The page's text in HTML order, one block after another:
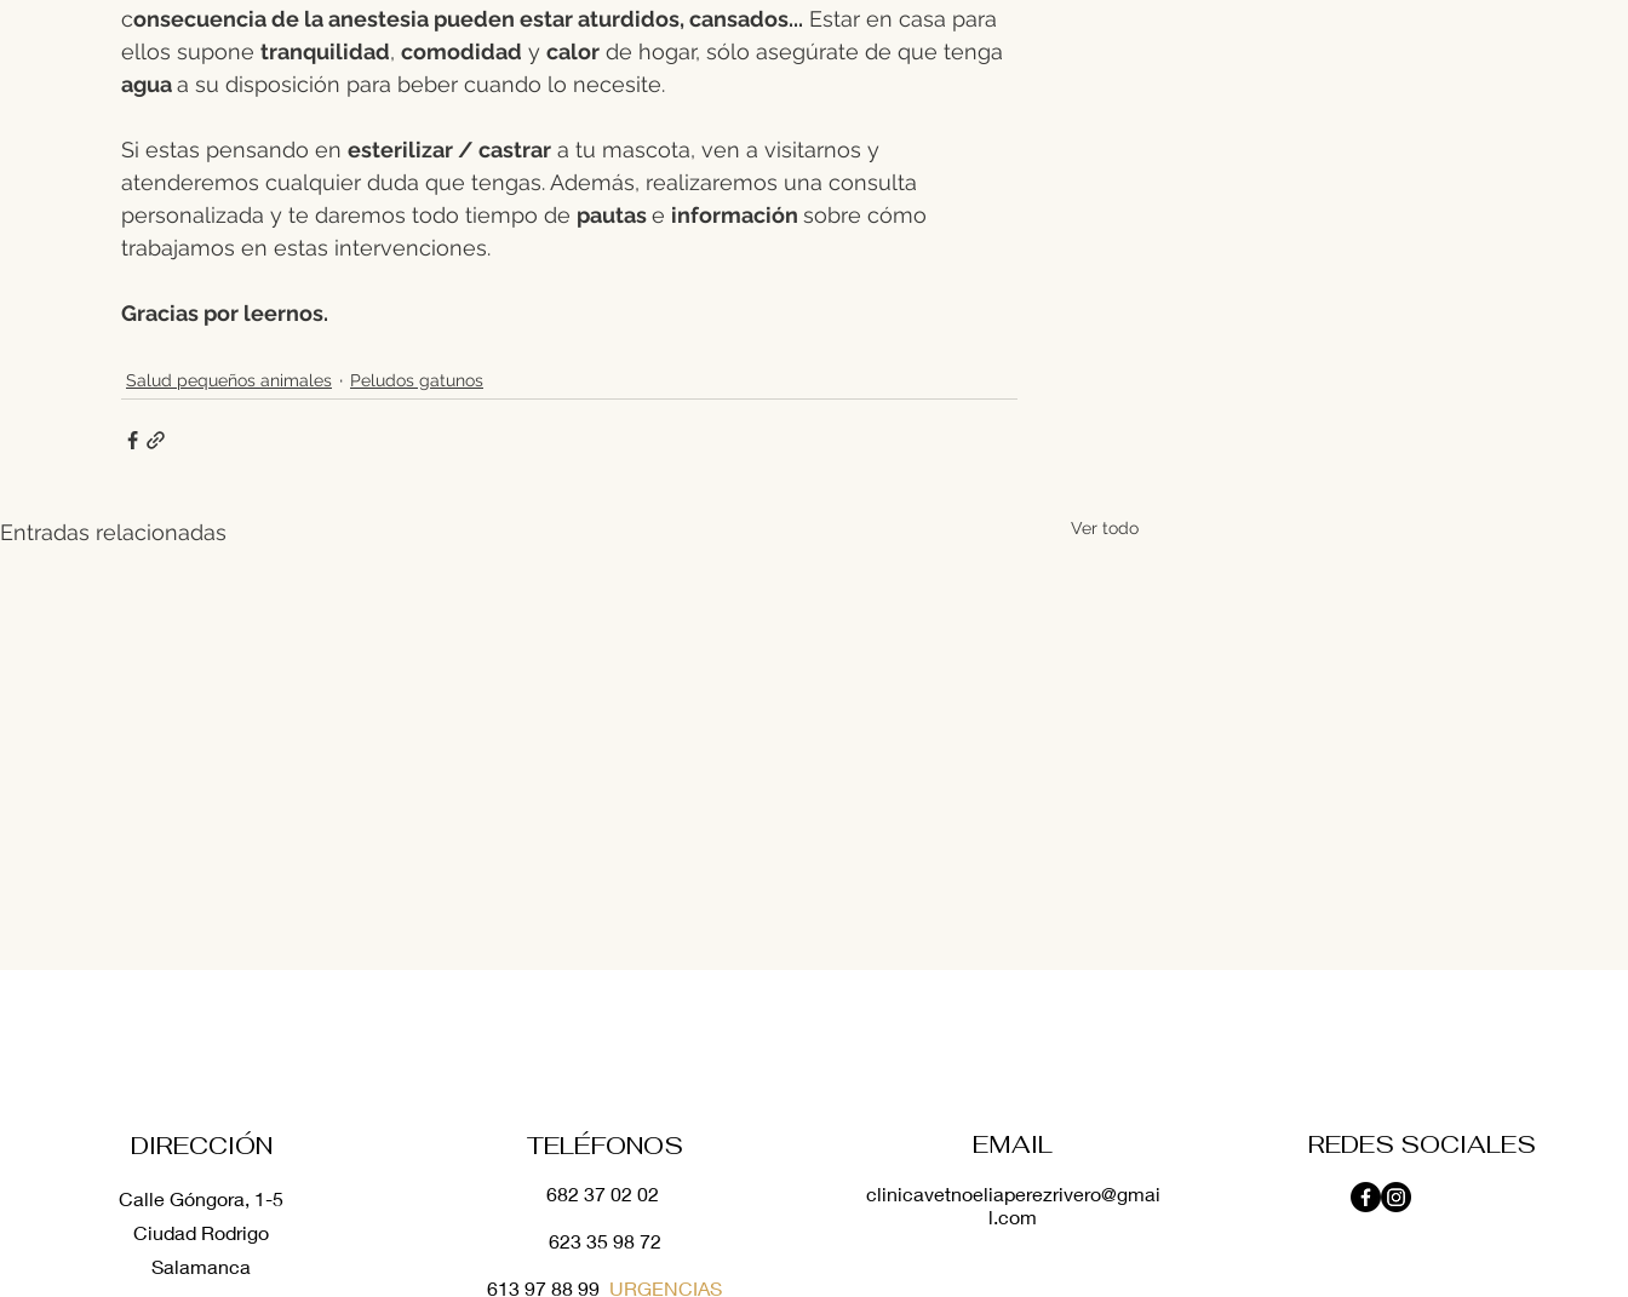
consecuencia de la anestesia pueden estar aturdidos, cansados... Estar en casa para
ellos supone tranquilidad, comodidad y calor de hogar, sólo asegúrate de que tenga
agua a su disposición para beber cuando lo necesite.
Si estas pensando en esterilizar / castrar a tu mascota, ven a visitarnos y
atenderemos cualquier duda que tengas. Además, realizaremos una consulta
personalizada y te daremos todo tiempo de pautas e información sobre cómo
trabajamos en estas intervenciones.
Gracias por leernos.
Salud pequeños animales Peludos gatunos
Entradas relacionadas Ver todo
Saludables
cachorro? Peligros que no
parásitos. Parte I
DIRECCIÓN
Calle Góngora, 1-5
Ciudad Rodrigo
Salamanca
TELÉFONOS
682 37 02 02
623 35 98 72
613 97 88 99 URGENCIAS
EMAIL
clinicavetnoeliaperezrivero@gmai
l.com
REDES SOCIALES